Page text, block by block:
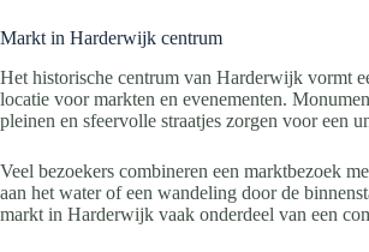
Markt in Harderwijk centrum
Het historische centrum van Harderwijk vormt
locatie voor markten en evenementen.
pleinen en sfeervolle straatjes zorgen voor een
Veel bezoekers combineren een marktbezoek
aan het water of een wandeling door de
markt in Harderwijk vaak onderdeel van een